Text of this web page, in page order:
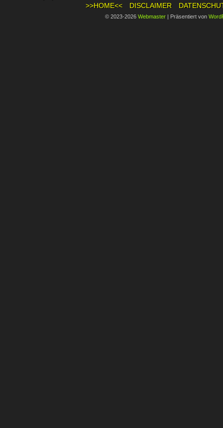
>>HOME<<
DISCLAIMER
© 2023-2026 Webmaster | Präsentiert von